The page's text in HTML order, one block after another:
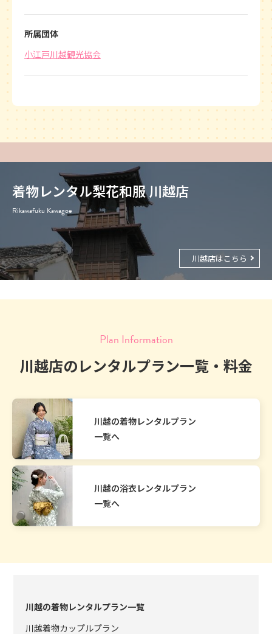
所属団体
小江戸川越観光協会
着物レンタル梨花和服 川越店
Rikawafuku Kawagoe
川越店はこちら
Plan Information
川越店のレンタルプラン一覧・料金
川越の着物レンタルプラン
一覧へ
川越の浴衣レンタルプラン
一覧へ
川越の着物レンタルプラン一覧
川越着物カップルプラン